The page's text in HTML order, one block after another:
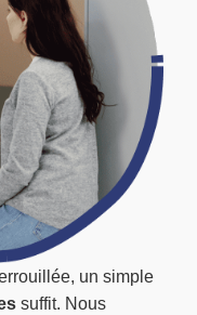
un simple
suffit. Nous